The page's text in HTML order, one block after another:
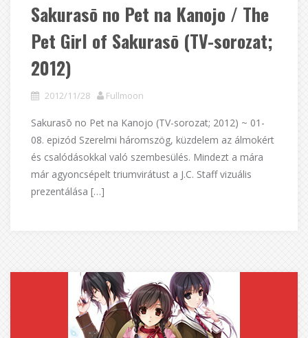
Sakurasō no Pet na Kanojo / The
Pet Girl of Sakurasō (TV-sorozat;
2012)
2012/11/28 Fullmoon
Sakurasō no Pet na Kanojo (TV-sorozat; 2012) ~ 01-
08. epizód Szerelmi háromszög, küzdelem az álmokért
és csalódásokkal való szembesülés. Mindezt a mára
már agyoncsépelt triumvirátust a J.C. Staff vizuális
prezentálása […]